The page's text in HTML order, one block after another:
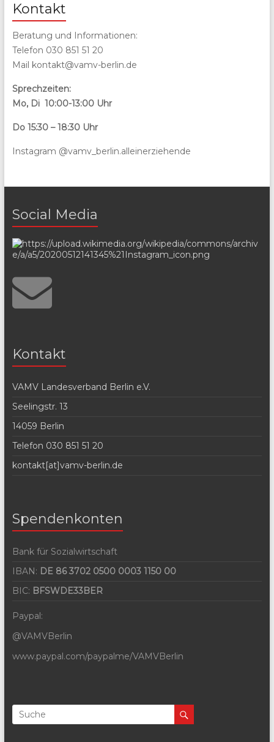
Kontakt
Beratung und Informationen:
Telefon 030 851 51 20
Mail kontakt@vamv-berlin.de
Sprechzeiten:
Mo, Di 10:00-13:00 Uhr
Do 15:30 – 18:30 Uhr
Instagram @vamv_berlin.alleinerziehende
Social Media
Kontakt
VAMV Landesverband Berlin e.V.
Seelingstr. 13
14059 Berlin
Telefon 030 851 51 20
kontakt[at]vamv-berlin.de
Spendenkonten
Bank für Sozialwirtschaft
IBAN: DE 86 3702 0500 0003 1150 00
BIC: BFSWDE33BER
Paypal:
@VAMVBerlin
www.paypal.com/paypalme/VAMVBerlin